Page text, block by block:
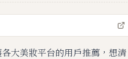
大美妝平台的用戶推薦，想清